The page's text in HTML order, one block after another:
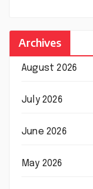
Archives
August 2026
July 2026
June 2026
May 2026